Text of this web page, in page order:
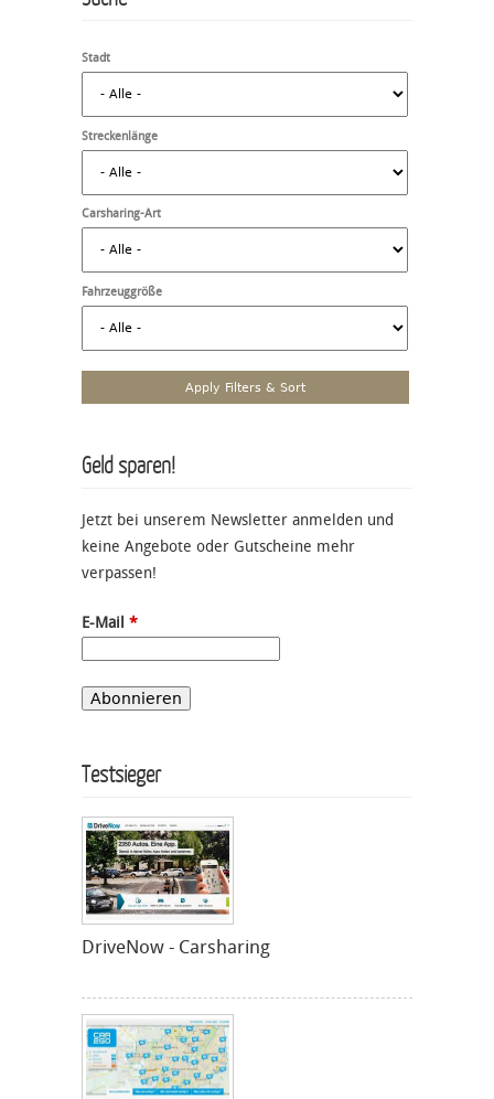
Stadt
Streckenlänge
Carsharing-Art
Fahrzeuggröße
Geld sparen!
Jetzt bei unserem Newsletter anmelden und
keine Angebote oder Gutscheine mehr
verpassen!
E-Mail *
Testsieger
DriveNow - Carsharing